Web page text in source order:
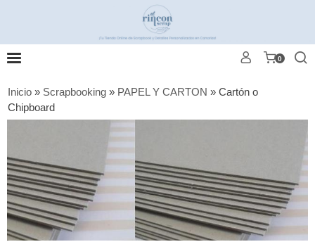
0
Inicio » Scrapbooking » PAPEL Y CARTON » Cartón o
Chipboard